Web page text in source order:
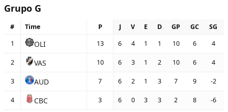
Grupo G
# Time P J V E D GP GC
SG
1
OLI 13 6 4 1 1 10 6 4
2 VAS 10 6 3 1 2 10 6 4
3 AUD 7 6 2 1 3 7 9 -2
4 CBC 3 6 0 3 3 2 8 -6